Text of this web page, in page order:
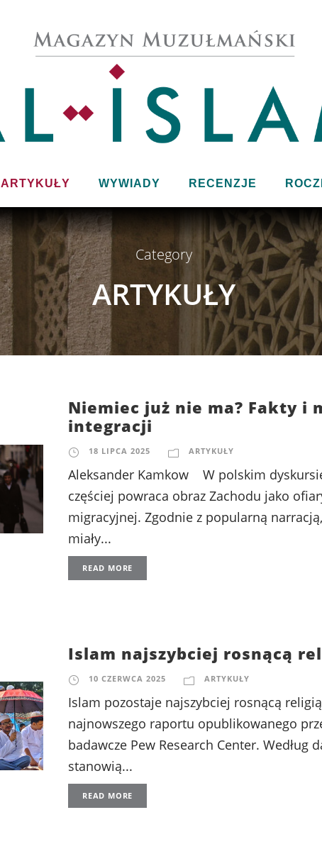
ARTYKUŁY WYWIADY RECENZJE
Category
ARTYKUŁY
Niemiec już nie ma? Fakty i
integracji
18 LIPCA 2025 ARTYKUŁY
Aleksander Kamkow W polskim
częściej powraca obraz Zachodu jako
migracyjnej. Zgodnie z popularną
miały...
READ MORE
Islam najszybciej rosnącą
10 CZERWCA 2025 ARTYKUŁY
Islam pozostaje najszybciej rosnącą
najnowszego raportu opublikowanego
badawcze Pew Research Center. Według
stanowią...
READ MORE